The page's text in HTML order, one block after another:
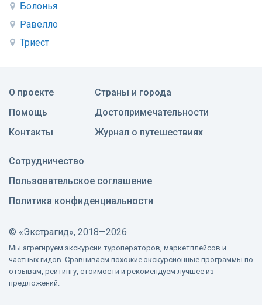
Болонья
Равелло
Триест
О проекте
Помощь
Контакты
Страны и города
Достопримечательности
Журнал о путешествиях
Сотрудничество
Пользовательское соглашение
Политика конфиденциальности
© «Экстрагид», 2018—2026
Мы агрегируем экскурсии туроператоров, маркетплейсов и
частных гидов. Сравниваем похожие экскурсионные программы по
отзывам, рейтингу, стоимости и рекомендуем лучшее из
предложений.